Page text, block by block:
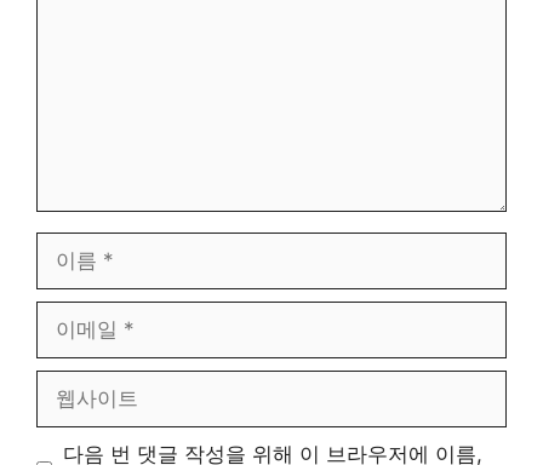
일
다음 번 댓글 작성을 위해 이 브라우저에 이름,